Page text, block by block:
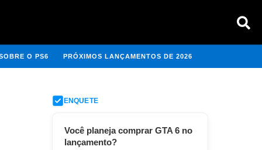
O PS6 PRÓXIMOS LANÇAMENTOS DE 2026
ENQUETE
Você planeja comprar GTA 6 no
lançamento?